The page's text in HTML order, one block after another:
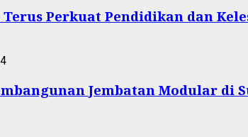
Perkuat Pendidikan dan
Jembatan Modular di